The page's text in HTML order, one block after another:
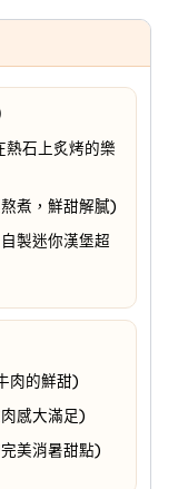
石上炙烤的樂
煮，鮮甜解膩)
製迷你漢堡超
肉的鮮甜)
感大滿足)
美消暑甜點)